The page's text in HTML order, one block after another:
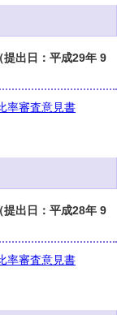
提出日：平成29年 9
率審査意見書
提出日：平成28年 9
率審査意見書